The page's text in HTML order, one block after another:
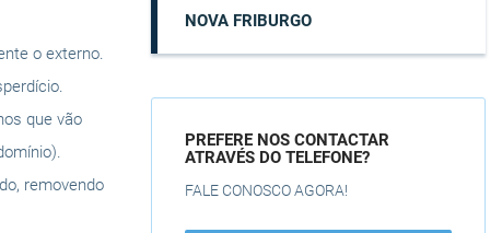
o externo.
que vão
removendo
NOVA FRIBURGO
PREFERE NOS CONTACTAR
ATRAVÉS DO TELEFONE?
FALE CONOSCO AGORA!